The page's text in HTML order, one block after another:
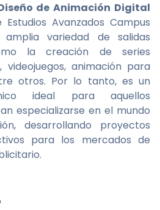
de Animación Digital
Avanzados Campus
variedad de salidas
la creación de series
videojuegos, animación para
otros. Por lo tanto, es un
ideal para aquellos
especializarse en el mundo
desarrollando proyectos
para los mercados de